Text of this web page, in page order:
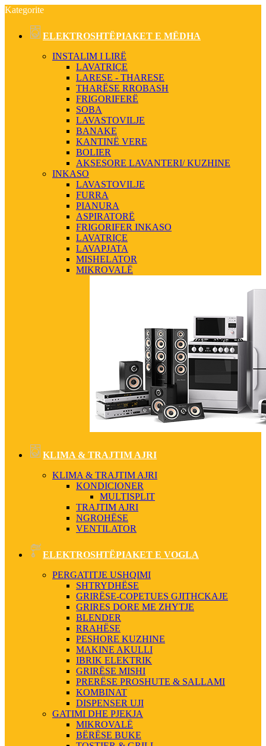
Kategorite
ELEKTROSHTËPIAKET E MËDHA
INSTALIM I LIRË
LAVATRIÇE
LARESE - THARESE
THARËSE RROBASH
FRIGORIFERË
SOBA
LAVASTOVILJE
BANAKE
KANTINË VERE
BOLIER
AKSESORE LAVANTERI/ KUZHINE
INKASO
LAVASTOVILJE
FURRA
PIANURA
ASPIRATORË
FRIGORIFER INKASO
LAVATRIÇE
LAVAPJATA
MISHELATOR
MIKROVALË
KLIMA & TRAJTIM AJRI
KLIMA & TRAJTIM AJRI
KONDICIONER
MULTISPLIT
TRAJTIM AJRI
NGROHËSE
VENTILATOR
ELEKTROSHTËPIAKET E VOGLA
PERGATITJE USHQIMI
SHTRYDHËSE
GRIRËSE-COPETUES GJITHCKAJE
GRIRES DORE ME ZHYTJE
BLENDER
RRAHËSE
PESHORE KUZHINE
MAKINE AKULLI
IBRIK ELEKTRIK
GRIRËSE MISHI
PRERËSE PROSHUTE & SALLAMI
KOMBINAT
DISPENSER UJI
GATIMI DHE PJEKJA
MIKROVALË
BËRËSE BUKE